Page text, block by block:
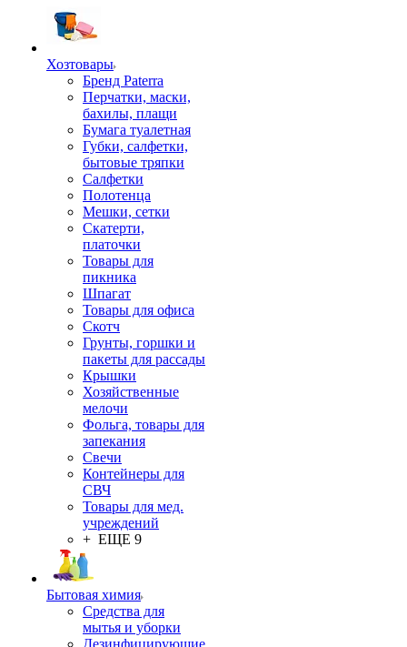
Хозтовары
Бренд Paterra
Перчатки, маски,
бахилы, плащи
Бумага туалетная
Губки, салфетки,
бытовые тряпки
Салфетки
Полотенца
Мешки, сетки
Скатерти,
платочки
Товары для
пикника
Шпагат
Товары для офиса
Скотч
Грунты, горшки и
пакеты для рассады
Крышки
Хозяйственные
мелочи
Фольга, товары для
запекания
Свечи
Контейнеры для
СВЧ
Товары для мед.
учреждений
+ ЕЩЕ 9
Бытовая химия
Средства для
мытья и уборки
Дезинфицирующие